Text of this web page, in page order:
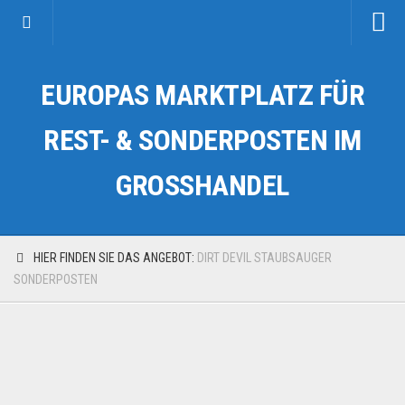
Kategorien
Auto & Motorrad
Fahrzeuge & Transport
Geschäft, Büro & Schreibwaren
Geschenkartikel
EUROPAS MARKTPLATZ FÜR
REST- & SONDERPOSTEN IM
GROSSHANDEL
HIER FINDEN SIE DAS ANGEBOT: DIRT DEVIL STAUBSAUGER
SONDERPOSTEN